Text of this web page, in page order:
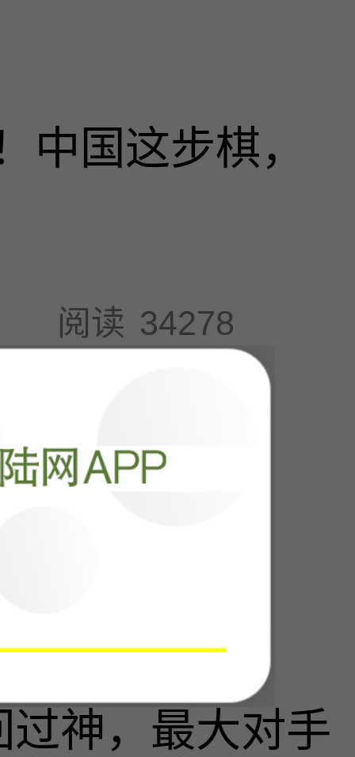
中国这步棋，
阅读 34278
打的不是靶
神，最大对手